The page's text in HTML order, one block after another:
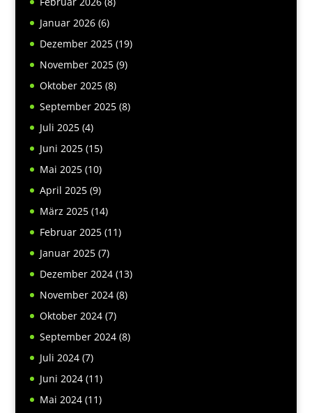
Januar 2026(6)
Dezember 2025(19)
November 2025(9)
Oktober 2025(8)
September 2025(8)
Juli 2025(4)
Juni 2025(15)
Mai 2025(10)
April 2025(9)
März 2025(14)
Februar 2025(11)
Januar 2025(7)
Dezember 2024(13)
November 2024(8)
Oktober 2024(7)
September 2024(8)
Juli 2024(7)
Juni 2024(11)
Mai 2024(11)